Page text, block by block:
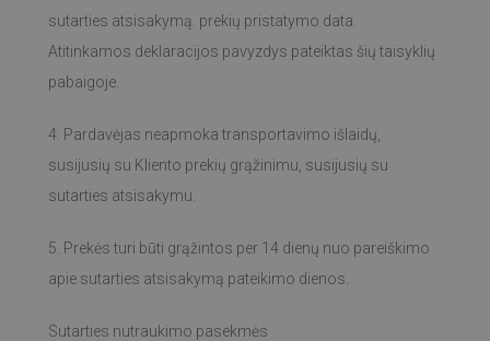
sutarties atsisakymą. prekių pristatymo data.
Atitinkamos deklaracijos pavyzdys pateiktas šių taisyklių
pabaigoje.
4. Pardavėjas neapmoka transportavimo išlaidų,
susijusių su Kliento prekių grąžinimu, susijusių su
sutarties atsisakymu.
5. Prekės turi būti grąžintos per 14 dienų nuo pareiškimo
apie sutarties atsisakymą pateikimo dienos.
Sutarties nutraukimo pasekmės